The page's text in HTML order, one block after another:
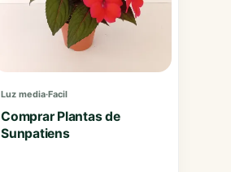
Luz media·Facil
Comprar Plantas de
Sunpatiens